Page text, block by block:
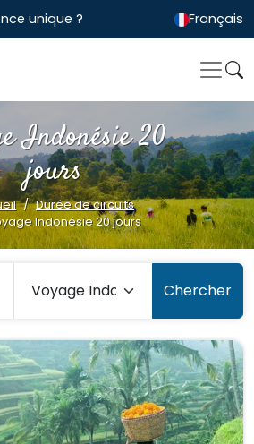
unique ? Français
Indonésie 20
jours
Durée de circuits
Indonésie 20 jours
Chercher